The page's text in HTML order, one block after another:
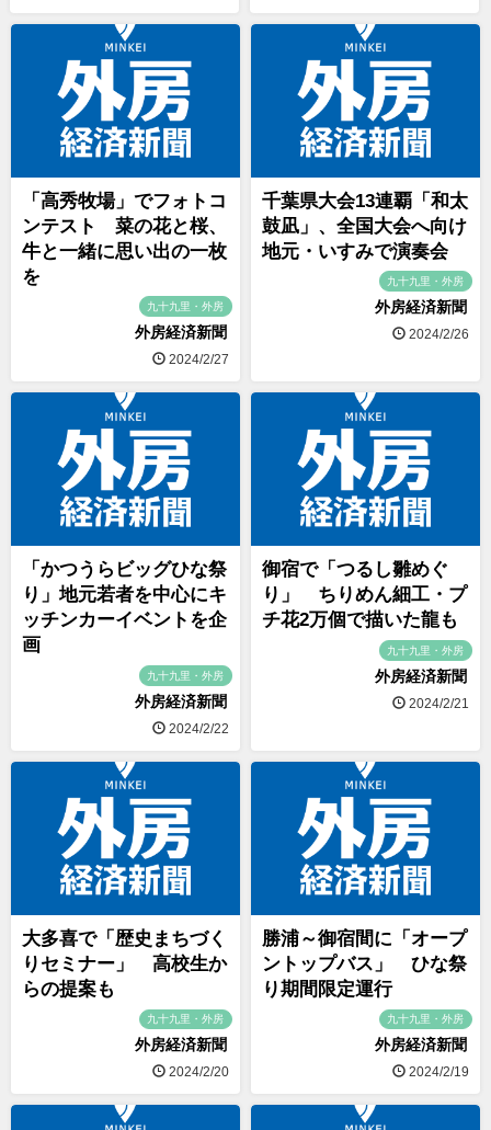
「高秀牧場」でフォトコ
ンテスト 菜の花と桜、
牛と一緒に思い出の一枚
を
九十九里・外房
外房経済新聞
2024/2/27
千葉県大会13連覇「和太
鼓凪」、全国大会へ向け
地元・いすみで演奏会
九十九里・外房
外房経済新聞
2024/2/26
「かつうらビッグひな祭
り」地元若者を中心にキ
ッチンカーイベントを企
画
九十九里・外房
外房経済新聞
2024/2/22
御宿で「つるし雛めぐ
り」 ちりめん細工・プ
チ花2万個で描いた龍も
九十九里・外房
外房経済新聞
2024/2/21
大多喜で「歴史まちづく
りセミナー」 高校生か
らの提案も
九十九里・外房
外房経済新聞
2024/2/20
勝浦～御宿間に「オープ
ントップバス」 ひな祭
り期間限定運行
九十九里・外房
外房経済新聞
2024/2/19